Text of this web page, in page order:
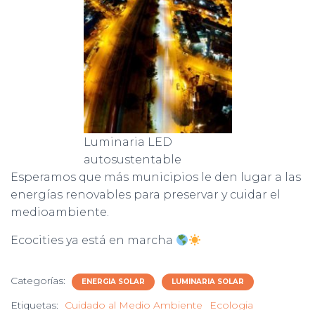
Luminaria LED
autosustentable
Esperamos que más municipios le den lugar a las
energías renovables para preservar y cuidar el
medioambiente.
Ecocities ya está en marcha
Categorías: ENERGIA SOLAR LUMINARIA SOLAR
Etiquetas: Cuidado al Medio Ambiente Ecologia